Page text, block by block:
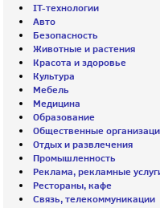
IT-технологии
Авто
Безопасность
Животные и растения
Красота и здоровье
Культура
Мебель
Медицина
Образование
Общественные
Отдых и развлечения
Промышленность
Реклама, рекламные
Рестораны, кафе
Связь, телекоммуникации